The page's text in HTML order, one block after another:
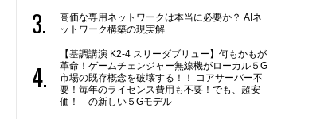
高価な専用ネットワークは本当に必要か？ AIネ
ットワーク構築の現実解
【基調講演 K2-4 スリーダブリュー】何もかもが
革命！ゲームチェンジャー無線機がローカル５G
市場の既存概念を破壊する！！ コアサーバー不
要！毎年のライセンス費用も不要！でも、超安
価！ の新しい５Gモデル